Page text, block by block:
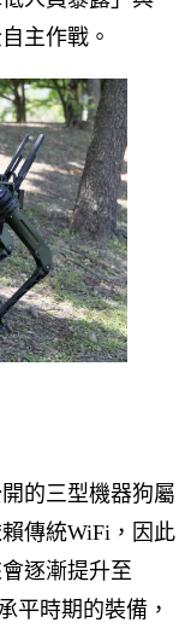
主作戰。
的三型機器狗屬
傳統WiFi，因此
逐漸提升至
平時期的裝備，